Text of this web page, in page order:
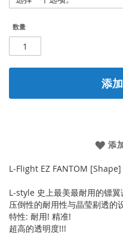
数量
添
添
L-Flight EZ FANTOM [Shape]
L-style 史上最美最耐用的镖翼
压倒性的耐用性与晶莹剔透的
特性: 耐用! 精准!
超高的透明度!!!